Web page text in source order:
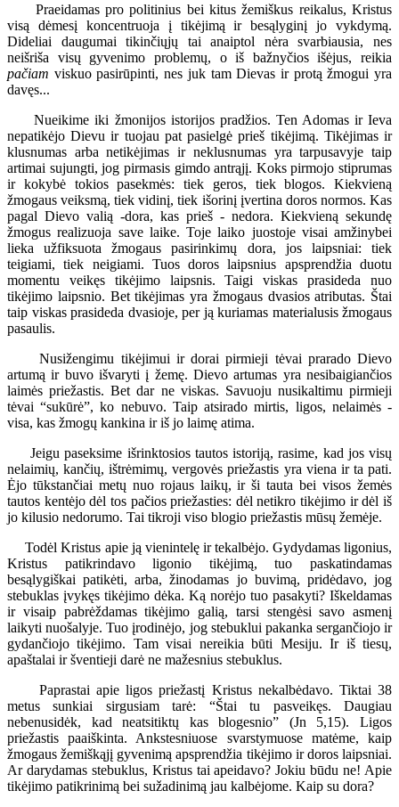
Praeidamas pro politinius bei kitus žemiškus reikalus, Kristus
visą dėmesį koncentruoja į tikėjimą ir besąlyginį jo vykdymą.
Dideliai daugumai tikinčiųjų tai anaiptol nėra svarbiausia, nes
neišriša visų gyvenimo problemų, o iš bažnyčios išėjus, reikia
pačiam viskuo pasirūpinti, nes juk tam Dievas ir protą žmogui yra
davęs...
Nueikime iki žmonijos istorijos pradžios. Ten Adomas ir Ieva
nepatikėjo Dievu ir tuojau pat pasielgė prieš tikėjimą. Tikėjimas ir
klusnumas arba netikėjimas ir neklusnumas yra tarpusavyje taip
artimai sujungti, jog pirmasis gimdo antrąjį. Koks pirmojo stiprumas
ir kokybė tokios pasekmės: tiek geros, tiek blogos. Kiekvieną
žmogaus veiksmą, tiek vidinį, tiek išorinį įvertina doros normos. Kas
pagal Dievo valią -dora, kas prieš - nedora. Kiekvieną sekundę
žmogus realizuoja save laike. Toje laiko juostoje visai amžinybei
lieka užfiksuota žmogaus pasirinkimų dora, jos laipsniai: tiek
teigiami, tiek neigiami. Tuos doros laipsnius apsprendžia duotu
momentu veikęs tikėjimo laipsnis. Taigi viskas prasideda nuo
tikėjimo laipsnio. Bet tikėjimas yra žmogaus dvasios atributas. Štai
taip viskas prasideda dvasioje, per ją kuriamas materialusis žmogaus
pasaulis.
Nusižengimu tikėjimui ir dorai pirmieji tėvai prarado Dievo
artumą ir buvo išvaryti į žemę. Dievo artumas yra nesibaigiančios
laimės priežastis. Bet dar ne viskas. Savuoju nusikaltimu pirmieji
tėvai “sukūrė”, ko nebuvo. Taip atsirado mirtis, ligos, nelaimės -
visa, kas žmogų kankina ir iš jo laimę atima.
Jeigu paseksime išrinktosios tautos istoriją, rasime, kad jos visų
nelaimių, kančių, ištrėmimų, vergovės priežastis yra viena ir ta pati.
Ėjo tūkstančiai metų nuo rojaus laikų, ir ši tauta bei visos žemės
tautos kentėjo dėl tos pačios priežasties: dėl netikro tikėjimo ir dėl iš
jo kilusio nedorumo. Tai tikroji viso blogio priežastis mūsų žemėje.
Todėl Kristus apie ją vienintelę ir tekalbėjo. Gydydamas ligonius,
Kristus patikrindavo ligonio tikėjimą, tuo paskatindamas
besąlygiškai patikėti, arba, žinodamas jo buvimą, pridėdavo, jog
stebuklas įvykęs tikėjimo dėka. Ką norėjo tuo pasakyti? Iškeldamas
ir visaip pabrėždamas tikėjimo galią, tarsi stengėsi savo asmenį
laikyti nuošalyje. Tuo įrodinėjo, jog stebuklui pakanka sergančiojo ir
gydančiojo tikėjimo. Tam visai nereikia būti Mesiju. Ir iš tiesų,
apaštalai ir šventieji darė ne mažesnius stebuklus.
Paprastai apie ligos priežastį Kristus nekalbėdavo. Tiktai 38
metus sunkiai sirgusiam tarė: “Štai tu pasveikęs. Daugiau
nebenusidėk, kad neatsitiktų kas blogesnio” (Jn 5,15). Ligos
priežastis paaiškinta. Ankstesniuose svarstymuose matėme, kaip
žmogaus žemiškąjį gyvenimą apsprendžia tikėjimo ir doros laipsniai.
Ar darydamas stebuklus, Kristus tai apeidavo? Jokiu būdu ne! Apie
tikėjimo patikrinimą bei sužadinimą jau kalbėjome. Kaip su dora?